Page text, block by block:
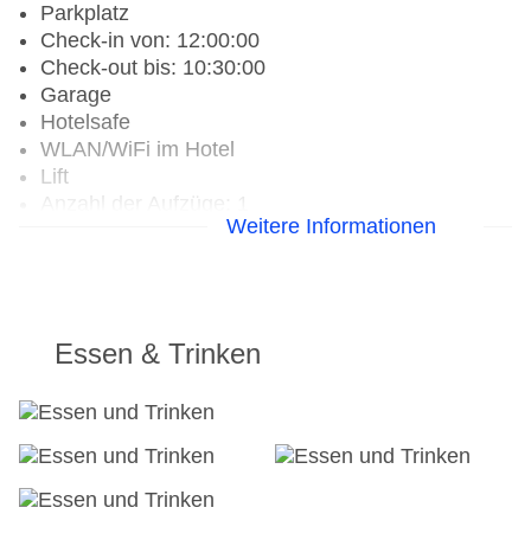
Parkplatz
Check-in von: 12:00:00
Check-out bis: 10:30:00
Garage
Hotelsafe
WLAN/WiFi im Hotel
Lift
Anzahl der Aufzüge: 1
EC Maestro, Mastercard, Visa
Landeskategorie: 3 Sterne
Weitere Informationen
Essen & Trinken